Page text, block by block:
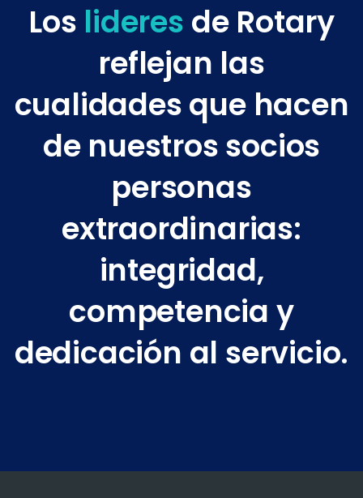
Los lideres de Rotary
reflejan las
cualidades que hacen
de nuestros socios
personas
extraordinarias:
integridad,
competencia y
dedicación al servicio.